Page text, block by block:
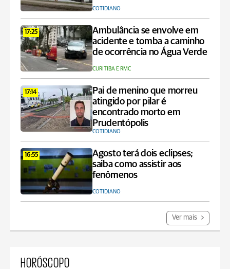
COTIDIANO
17:25
Ambulância se envolve em
acidente e tomba a caminho
de ocorrência no Água Verde
CURITIBA E RMC
17:14
Pai de menino que morreu
atingido por pilar é
encontrado morto em
Prudentópolis
COTIDIANO
16:55
Agosto terá dois eclipses;
saiba como assistir aos
fenômenos
COTIDIANO
Ver mais
HORÓSCOPO